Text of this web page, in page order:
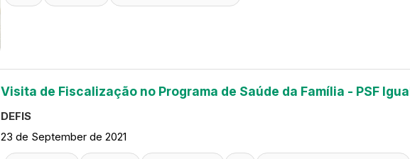
Visita de Fiscalização no Programa de Saúde da Família - PSF
DEFIS
23 de September de 2021